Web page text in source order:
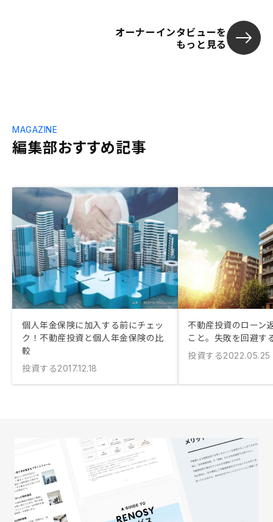
オーナーインタビューを
もっと見る
編集部おすすめ記事
MAGAZINE
個人年金保険に加入する前にチェッ
ク！不動産投資と個人年金保険の比
較
投資する2017.12.18
不動産投資のローン
こと。失敗を回避す
投資する2022.05.25